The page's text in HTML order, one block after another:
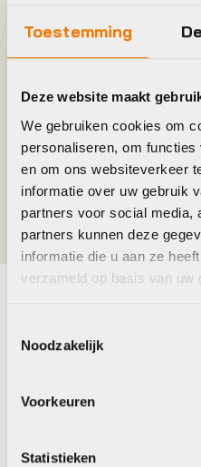
Toestemming
Deze website maakt
We gebruiken cookies om
personaliseren, om
en om ons websiteverkeer
informatie over uw gebruik
partners voor social media,
partners kunnen deze
informatie die u aan ze
verzameld op basis van uw
Noodzakelijk
Voorkeuren
Statistieken
Plaatsbepaling
Jaar
Kleur
Bekijk alle accessoires
Ortlieb